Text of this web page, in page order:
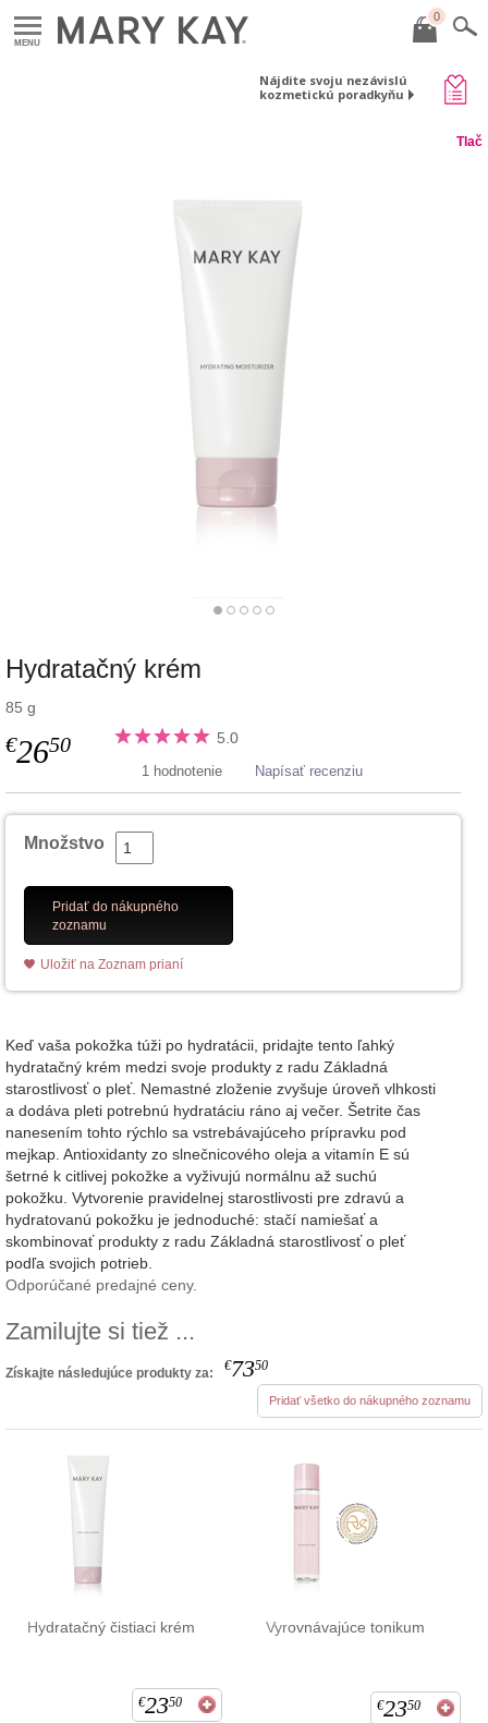
MENU
0
Nájdite svoju nezávislú
kozmetickú poradkyňu
Tlač
Hydratačný krém
85 g
€2650 5.0
1 hodnotenie Napísať recenziu
Množstvo
Pridať do nákupného
zoznamu
Uložiť na Zoznam prianí
Keď vaša pokožka túži po hydratácii, pridajte tento ľahký
hydratačný krém medzi svoje produkty z radu Základná
starostlivosť o pleť. Nemastné zloženie zvyšuje úroveň vlhkosti
a dodáva pleti potrebnú hydratáciu ráno aj večer. Šetrite čas
nanesením tohto rýchlo sa vstrebávajúceho prípravku pod
mejkap. Antioxidanty zo slnečnicového oleja a vitamín E sú
šetrné k citlivej pokožke a vyživujú normálnu až suchú
pokožku. Vytvorenie pravidelnej starostlivosti pre zdravú a
hydratovanú pokožku je jednoduché: stačí namiešať a
skombinovať produkty z radu Základná starostlivosť o pleť
podľa svojich potrieb.
Odporúčané predajné ceny.
Zamilujte si tiež ...
Získajte následujúce produkty za: €7350
Pridať všetko do nákupného zoznamu
Hydratačný čistiaci krém
€2350
Vyrovnávajúce tonikum
€2350